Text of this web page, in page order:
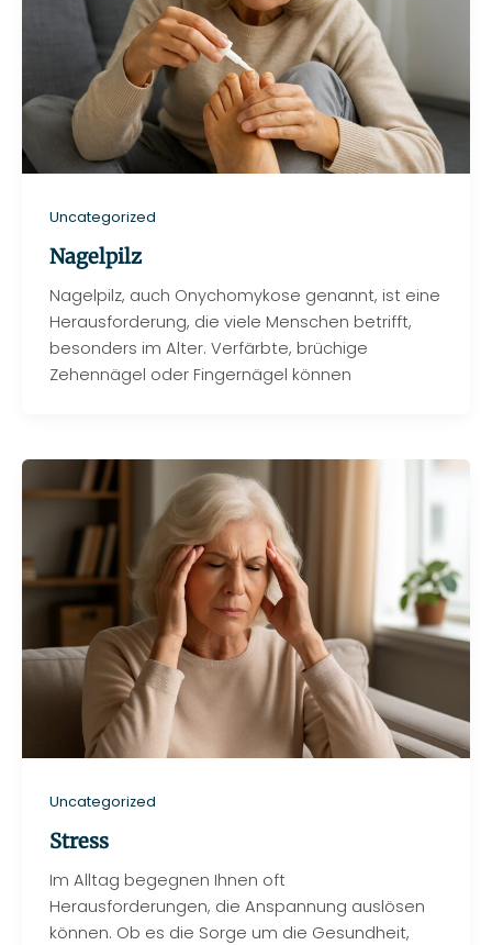
Uncategorized
Nagelpilz
Nagelpilz, auch Onychomykose genannt, ist eine
Herausforderung, die viele Menschen betrifft,
besonders im Alter. Verfärbte, brüchige
Zehennägel oder Fingernägel können
Uncategorized
Stress
Im Alltag begegnen Ihnen oft
Herausforderungen, die Anspannung auslösen
können. Ob es die Sorge um die Gesundheit,